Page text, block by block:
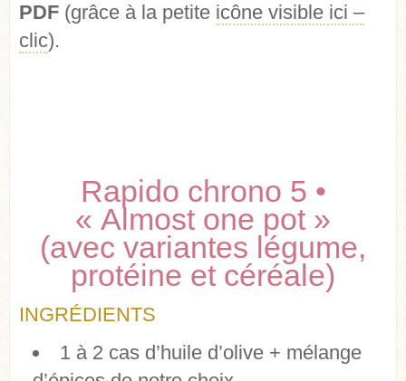
PDF (grâce à la petite icône visible ici –
clic).
Rapido chrono 5 •
« Almost one pot »
(avec variantes légume,
protéine et céréale)
INGRÉDIENTS
1 à 2 cas d’huile d’olive + mélange